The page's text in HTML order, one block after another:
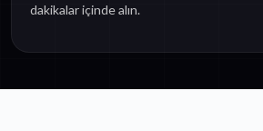
dakikalar içinde alın.